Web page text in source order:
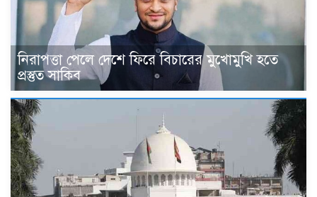
নিরাপত্তা পেলে দেশে ফিরে বিচারের মুখোমুখি হতে
প্রস্তুত সাকিব